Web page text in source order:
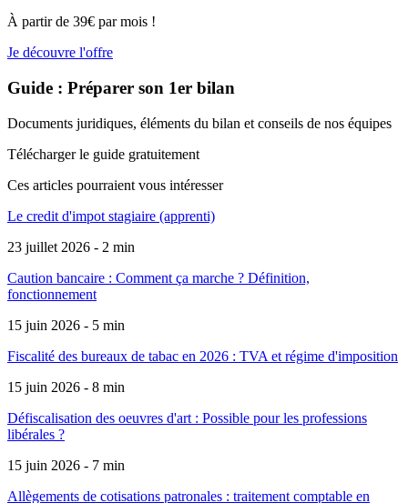
À partir de 39€ par mois !
Je découvre l'offre
Guide : Préparer son 1er bilan
Documents juridiques, éléments du bilan et conseils de nos équipes
Télécharger le guide gratuitement
Ces articles pourraient vous intéresser
Le credit d'impot stagiaire (apprenti)
23 juillet 2026 - 2 min
Caution bancaire : Comment ça marche ? Définition,
fonctionnement
15 juin 2026 - 5 min
Fiscalité des bureaux de tabac en 2026 : TVA et régime d'imposition
15 juin 2026 - 8 min
Défiscalisation des oeuvres d'art : Possible pour les professions
libérales ?
15 juin 2026 - 7 min
Allègements de cotisations patronales : traitement comptable en